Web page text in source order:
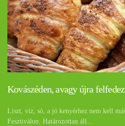
Kovászéden, avagy újra
Liszt, víz, só, a jó kenyérhez nem kell
Fesztiválon. Határozottan áll…